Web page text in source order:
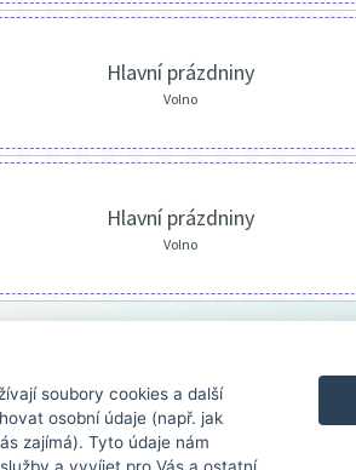
Hlavní prázdniny
Volno
Hlavní prázdniny
Volno
soubory cookies a další
osobní údaje (např. jak
zajímá). Tyto údaje nám